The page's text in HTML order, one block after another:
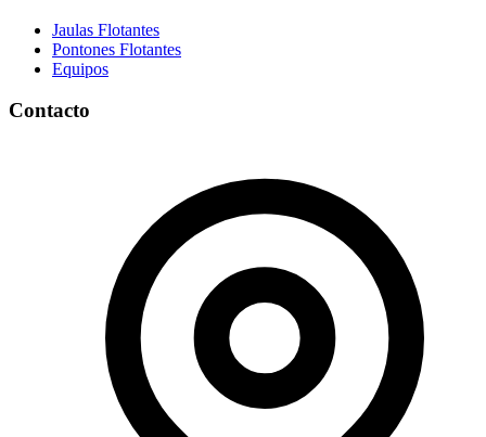
Jaulas Flotantes
Pontones Flotantes
Equipos
Contacto